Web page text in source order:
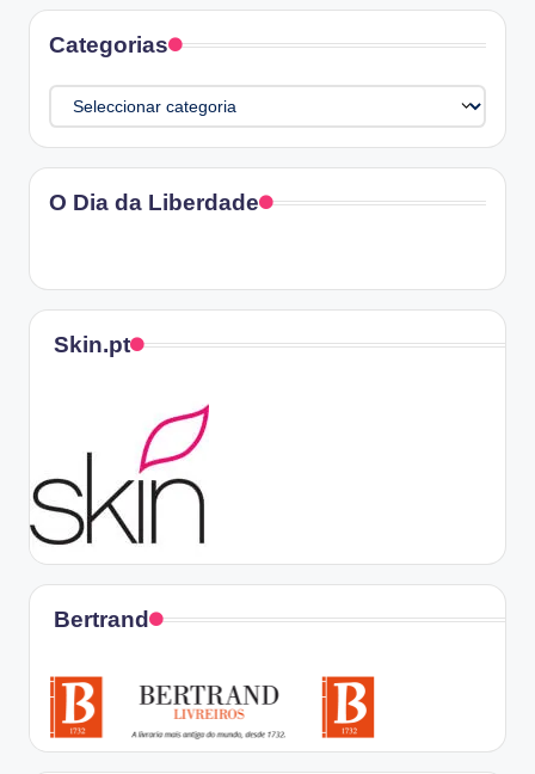
Categorias
Categorias
O Dia da Liberdade
Skin.pt
Bertrand